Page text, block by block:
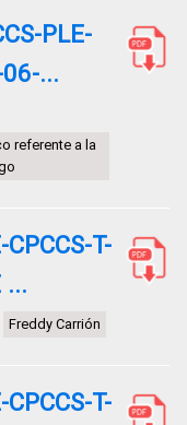
PLE-
...
referente a la
T-
...
Freddy Carrión
T-